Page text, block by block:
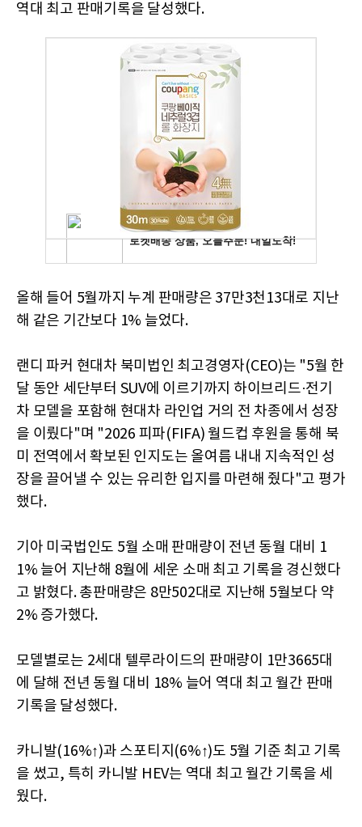
역대 최고 판매기록을 달성했다.
올해 들어 5월까지 누계 판매량은 37만3천13대로 지난
해 같은 기간보다 1% 늘었다.
랜디 파커 현대차 북미법인 최고경영자(CEO)는 "5월 한
달 동안 세단부터 SUV에 이르기까지 하이브리드·전기
차 모델을 포함해 현대차 라인업 거의 전 차종에서 성장
을 이뤘다"며 "2026 피파(FIFA) 월드컵 후원을 통해 북
미 전역에서 확보된 인지도는 올여름 내내 지속적인 성
장을 끌어낼 수 있는 유리한 입지를 마련해 줬다"고 평가
했다.
기아 미국법인도 5월 소매 판매량이 전년 동월 대비 1
1% 늘어 지난해 8월에 세운 소매 최고 기록을 경신했다
고 밝혔다. 총판매량은 8만502대로 지난해 5월보다 약
2% 증가했다.
모델별로는 2세대 텔루라이드의 판매량이 1만3665대
에 달해 전년 동월 대비 18% 늘어 역대 최고 월간 판매
기록을 달성했다.
카니발(16%↑)과 스포티지(6%↑)도 5월 기준 최고 기록
을 썼고, 특히 카니발 HEV는 역대 최고 월간 기록을 세
웠다.